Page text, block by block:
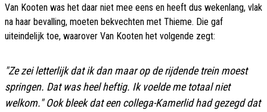
Van Kooten was het daar niet mee eens en heeft dus wekenlang, vlak
na haar bevalling, moeten bekvechten met Thieme. Die gaf
uiteindelijk toe, waarover Van Kooten het volgende zegt:
"Ze zei letterlijk dat ik dan maar op de rijdende trein moest
springen. Dat was heel heftig. Ik voelde me totaal niet
welkom."Ook bleek dat een collega-Kamerlid had gezegd dat